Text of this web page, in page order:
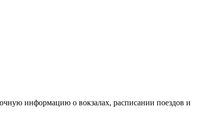
информацию о вокзалах, расписании поездов и